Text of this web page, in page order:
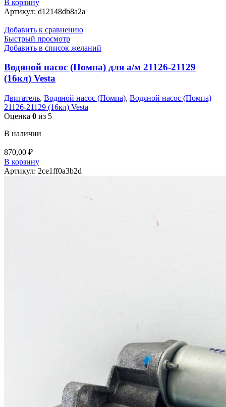
В корзину
Артикул: d12148db8a2a
Добавить к сравнению
Быстрый просмотр
Добавить в список желаний
Водяной насос (Помпа) для а/м 21126-21129
(16кл) Vesta
Двигатель, Водяной насос (Помпа), Водяной насос (Помпа)
21126-21129 (16кл) Vesta
Оценка 0 из 5
В наличии
870,00 ₽
В корзину
Артикул: 2ce1ff0a3b2d